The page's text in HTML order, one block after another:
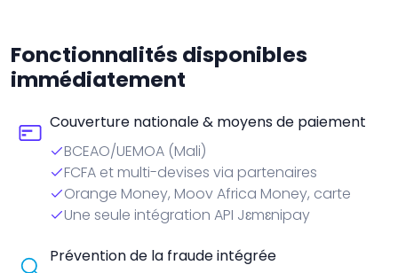
Fonctionnalités disponibles
immédiatement
Couverture nationale & moyens de paiement
BCEAO/UEMOA (Mali)
FCFA et multi-devises via partenaires
Orange Money, Moov Africa Money, carte
Une seule intégration API Jɛmɛnipay
Prévention de la fraude intégrée